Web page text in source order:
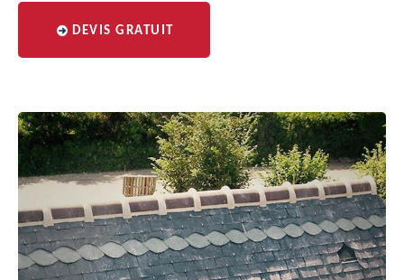
DEVIS GRATUIT